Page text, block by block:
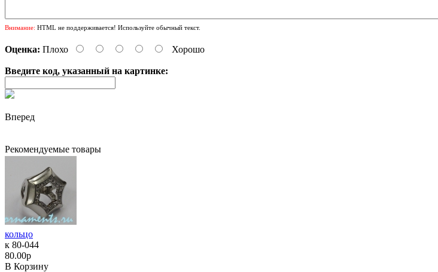
Внимание: HTML не поддерживается! Используйте обычный текст.
Оценка: Плохо Хорошо
Введите код, указанный на картинке:
Вперед
Рекомендуемые товары
кольцо
к 80-044
80.00р
В Корзину